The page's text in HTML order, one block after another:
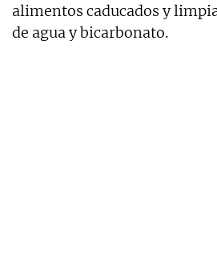
alimentos caducados y
de agua y bicarbonato.